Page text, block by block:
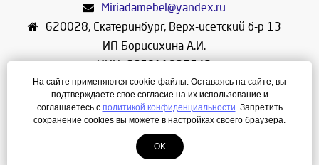
Miriadamebel@yandex.ru
620028, Екатеринбург, Верх-исетский б-р 13
ИП Борисихина А.И.
ИНН: 665811825542
ОГРНИП: 312665804600057
Режим работы: Ежедневно с 10-30 до 19-30
На сайте применяются cookie-файлы. Оставаясь на сайте, вы
подтверждаете свое согласие на их использование и
соглашаетесь с политикой конфиденциальности. Запретить
сохранение cookies вы можете в настройках своего браузера.
OK